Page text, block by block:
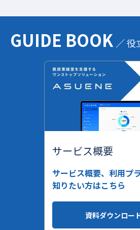
GUIDE BOOK ／ 役
サービス概要
サービス概要、利用プ
知りたい方はこちら
資料ダウンロー